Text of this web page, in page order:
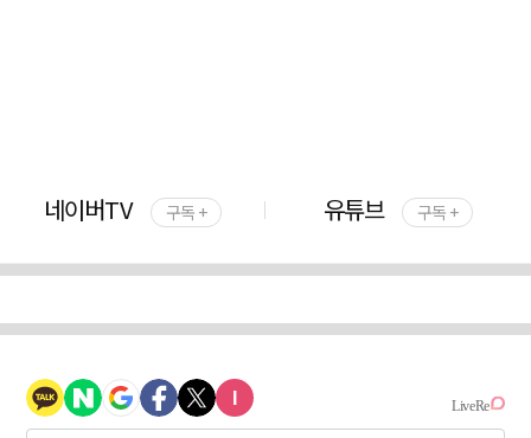
네이버TV 구독 + 유튜브 구독 +